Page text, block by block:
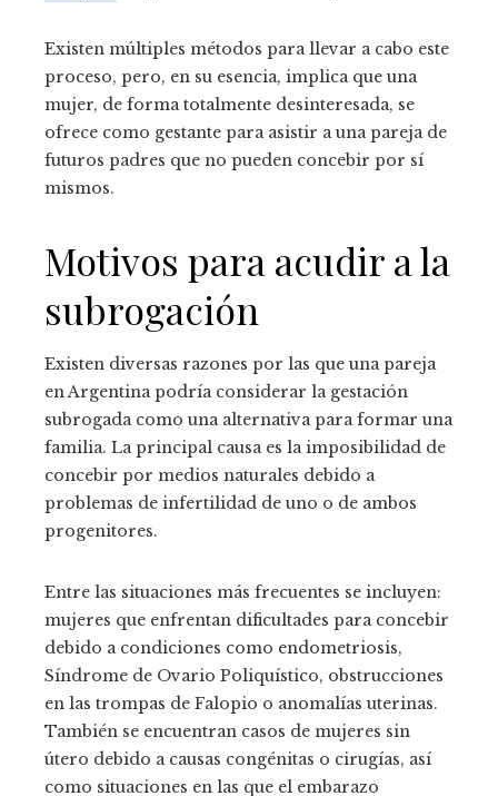
Existen múltiples métodos para llevar a cabo este
proceso, pero, en su esencia, implica que una
mujer, de forma totalmente desinteresada, se
ofrece como gestante para asistir a una pareja de
futuros padres que no pueden concebir por sí
mismos.
Motivos para acudir a la
subrogación
Existen diversas razones por las que una pareja
en Argentina podría considerar la gestación
subrogada como una alternativa para formar una
familia. La principal causa es la imposibilidad de
concebir por medios naturales debido a
problemas de infertilidad de uno o de ambos
progenitores.
Entre las situaciones más frecuentes se incluyen:
mujeres que enfrentan dificultades para concebir
debido a condiciones como endometriosis,
Síndrome de Ovario Poliquístico, obstrucciones
en las trompas de Falopio o anomalías uterinas.
También se encuentran casos de mujeres sin
útero debido a causas congénitas o cirugías, así
como situaciones en las que el embarazo